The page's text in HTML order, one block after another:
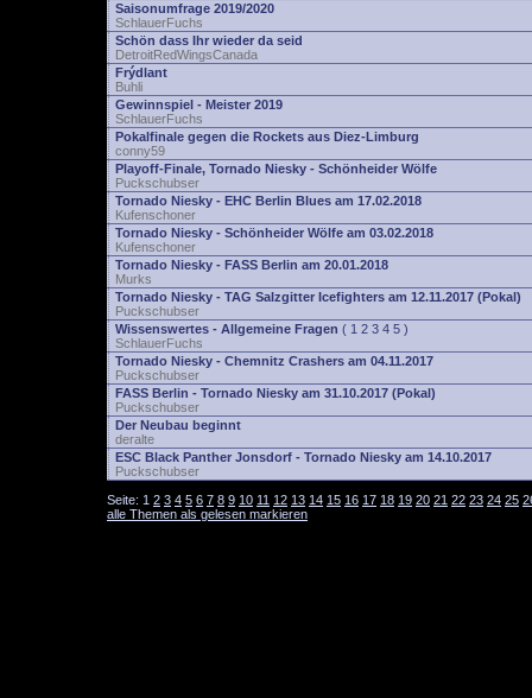
Saisonumfrage 2019/2020
SchlauerFuchs
Schön dass Ihr wieder da seid
DetroitRedWingsCanada
Frýdlant
Buhli
Gewinnspiel - Meister 2019
SchlauerFuchs
Pokalfinale gegen die Rockets aus Diez-Limburg
conny59
Playoff-Finale, Tornado Niesky - Schönheider Wölfe
Puckschubser
Tornado Niesky - EHC Berlin Blues am 17.02.2018
Kufenschoner
Tornado Niesky - Schönheider Wölfe am 03.02.2018
Kufenschoner
Tornado Niesky - FASS Berlin am 20.01.2018
Murks
Tornado Niesky - TAG Salzgitter Icefighters am 12.11.2017 (Pokal)
Puckschubser
Wissenswertes - Allgemeine Fragen ( 1 2 3 4 5 )
SchlauerFuchs
Tornado Niesky - Chemnitz Crashers am 04.11.2017
Puckschubser
FASS Berlin - Tornado Niesky am 31.10.2017 (Pokal)
Puckschubser
Der Neubau beginnt
deralte
ESC Black Panther Jonsdorf - Tornado Niesky am 14.10.2017
Puckschubser
Seite: 1 2 3 4 5 6 7 8 9 10 11 12 13 14 15 16 17 18 19 20 21 22 23 24 25
alle Themen als gelesen markieren